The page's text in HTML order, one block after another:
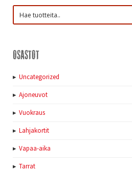
Osastot
Uncategorized
Ajoneuvot
Vuokraus
Lahjakortit
Vapaa-aika
Tarrat